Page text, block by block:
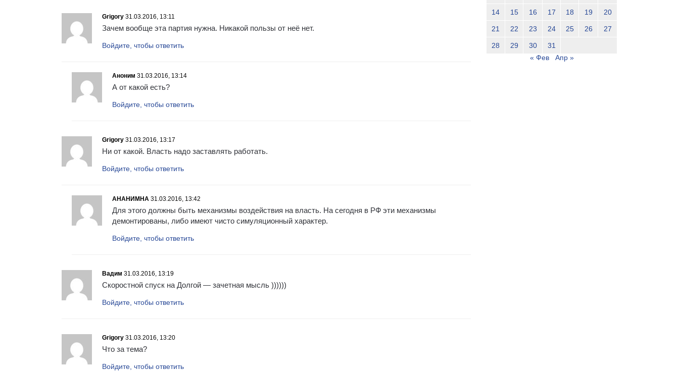
Grigory 31.03.2016, 13:11
Зачем вообще эта партия нужна. Никакой пользы от неё нет.
Войдите, чтобы ответить
Аноним 31.03.2016, 13:14
А от какой есть?
Войдите, чтобы ответить
Grigory 31.03.2016, 13:17
Ни от какой. Власть надо заставлять работать.
Войдите, чтобы ответить
АНАНИМНА 31.03.2016, 13:42
Для этого должны быть механизмы воздействия на власть. На сегодня в РФ эти механизмы
демонтированы, либо имеют чисто симуляционный характер.
Войдите, чтобы ответить
Вадим 31.03.2016, 13:19
Скоростной спуск на Долгой — зачетная мысль ))))))
Войдите, чтобы ответить
Grigory 31.03.2016, 13:20
Что за тема?
Войдите, чтобы ответить
14 15 16 17 18 19 20
21 22 23 24 25 26 27
28 29 30
31
« Фев
Апр »